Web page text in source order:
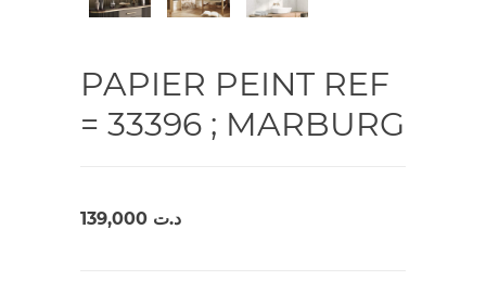
PAPIER PEINT REF
= 33396 ; MARBURG
د.ت